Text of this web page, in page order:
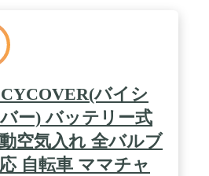
しして頂きリセットをして頂く
がございます。 / 【商品仕様】
バッテリー2000mAh/3.7V合計
出量：150PSI(20L/min) ■充
空気圧単位：PSI、BAR、
圧上限：999KPA / 【商品内容】
サー、エアーホース（米式バル
ダプター、英式バルブアダプタ
、浮き輪ノズル、充電ケーブ
書（オンラインのみ）：環境
た脱炭素化への取り組みとし
バイシ
ー) バッテリー式
空気入れ 全バルブ
自転車 ママチャ